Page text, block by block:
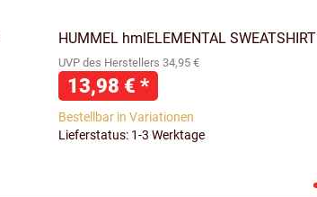
HUMMEL hmlELEMENTAL SWEATSHIRT
UVP des Herstellers 34,95 €
13,98 € *
Bestellbar in Variationen
Lieferstatus: 1-3 Werktage